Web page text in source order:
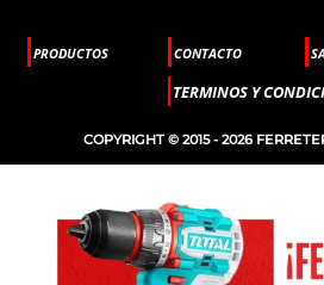
PRODUCTOS CONTACTO
TERMINOS Y
COPYRIGHT © 2015 - 2026